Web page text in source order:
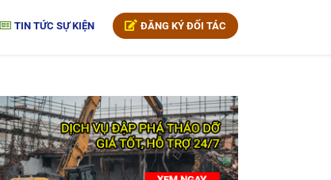
TIN TỨC SỰ KIỆN ĐĂNG KÝ ĐỐI TÁC